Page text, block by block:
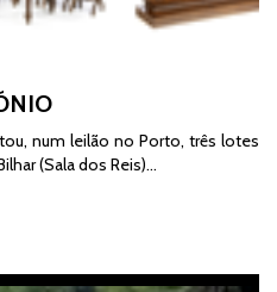
num leilão no Porto, três lotes
(Sala dos Reis)…